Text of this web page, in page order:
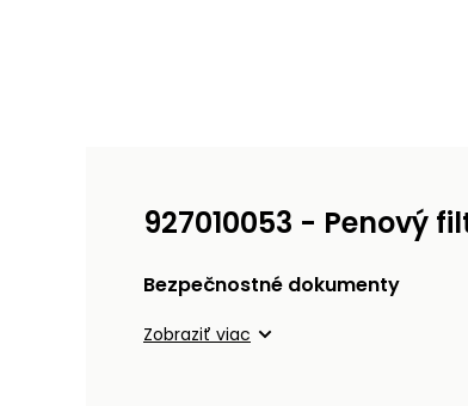
927010053 - Penový
Bezpečnostné dokumenty
Zobraziť viac